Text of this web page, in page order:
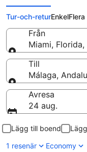
Flyg från
Tur-och-returEnkel
Från
Miami, Florida,
Från
Till
Málaga,
Till
Avresa
24 aug.
Lägg till boende
1 resenär
Economy